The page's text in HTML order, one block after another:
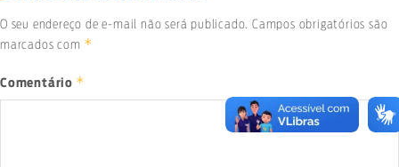
O seu endereço de e-mail não será publicado. Campos obrigatórios são
marcados com *
Comentário *